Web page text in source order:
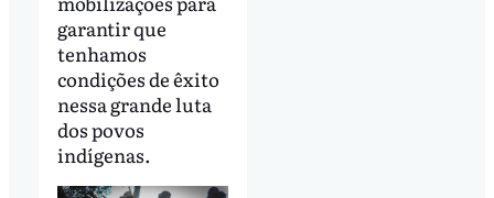
garantir que
tenhamos
condições de êxito
nessa grande luta
dos povos
indígenas.